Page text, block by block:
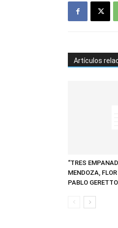
Artículos
“TRES
MENDOZA,
PABLO GERETTO